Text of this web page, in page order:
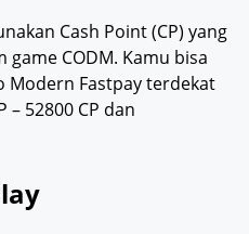
Cash Point (CP) yang
CODM. Kamu bisa
Modern Fastpay terdekat
– 52800 CP dan